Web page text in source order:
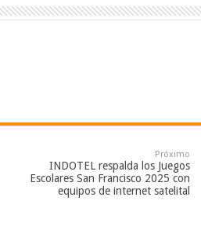
Próximo
INDOTEL respalda los Juegos
Escolares San Francisco 2025 con
equipos de internet satelital